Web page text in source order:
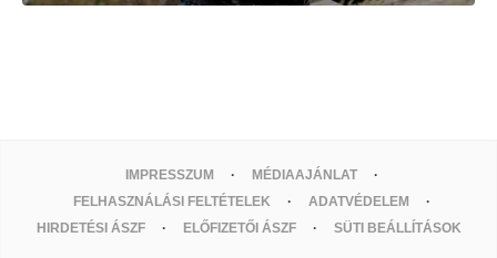
IMPRESSZUM
MÉDIAAJÁNLAT
FELHASZNÁLÁSI FELTÉTELEK
ADATVÉDELEM
HIRDETÉSI ÁSZF
ELŐFIZETŐI ÁSZF SÜTI BEÁLLÍTÁSOK